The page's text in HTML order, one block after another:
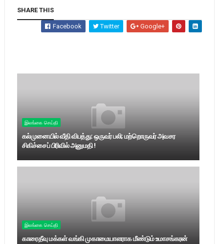
SHARE THIS
Facebook Twitter Google+
இலங்கை செய்தி
கல்முனையில் வீதி விபத்து: ஒருவர் பலி; மற்றொருவர் அவசர
சிகிச்சைப் பிரிவில் அனுமதி !
இலங்கை செய்தி
காரைதீவு மக்கள் வங்கி முகாமையாளராக மீண்டும் உமாசங்கரன்